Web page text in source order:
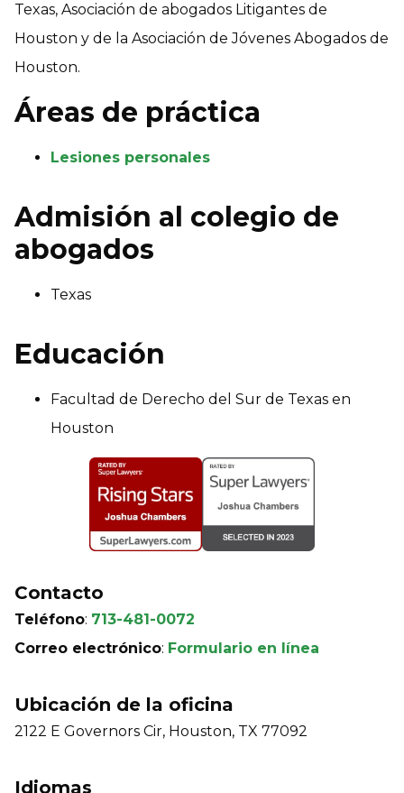
Texas, Asociación de abogados Litigantes de
Houston y de la Asociación de Jóvenes Abogados de
Houston.
Áreas de práctica
Lesiones personales
Admisión al colegio de
abogados
Texas
Educación
Facultad de Derecho del Sur de Texas en
Houston
Contacto
Teléfono: 713-481-0072
Correo electrónico: Formulario en línea
Ubicación de la oficina
2122 E Governors Cir, Houston, TX 77092
Idiomas